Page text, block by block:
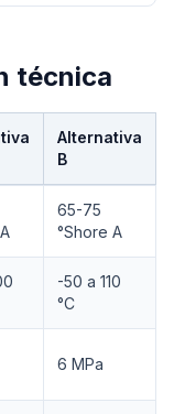
técnica
Alternativa
B
65-75
°Shore A
-50 a 110
°C
6 MPa